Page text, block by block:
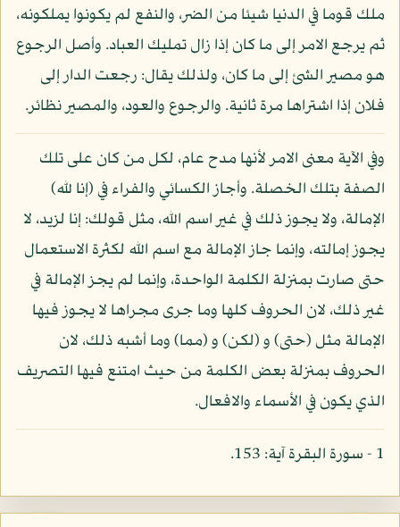
ملك قوما في الدنيا شيئا من الضر، والنفع لم يكونوا يملكونه،
ثم يرجع الامر إلى ما كان إذا زال تمليك العباد. وأصل الرجوع
هو مصير الشئ إلى ما كان، ولذلك يقال: رجعت الدار إلى
فلان إذا اشتراها مرة ثانية. والرجوع والعود، والمصير نظائر.
وفي الآية معنى الامر لأنها مدح عام، لكل من كان على تلك
الصفة بتلك الخصلة. وأجاز الكسائي والفراء في (إنا لله)
الإمالة، ولا يجوز ذلك في غير اسم الله، مثل قولك: إنا لزيد، لا
يجوز إمالته، وإنما جاز الإمالة مع اسم الله لكثرة الاستعمال
حتى صارت بمنزلة الكلمة الواحدة، وإنما لم يجز الإمالة في
غير ذلك، لان الحروف كلها وما جرى مجراها لا يجوز فيها
الإمالة مثل (حتى) و (لكن) و (مما) وما أشبه ذلك، لان
الحروف بمنزلة بعض الكلمة من حيث امتنع فيها التصريف
الذي يكون في الأسماء والافعال.
1 - سورة البقرة آية: 153.